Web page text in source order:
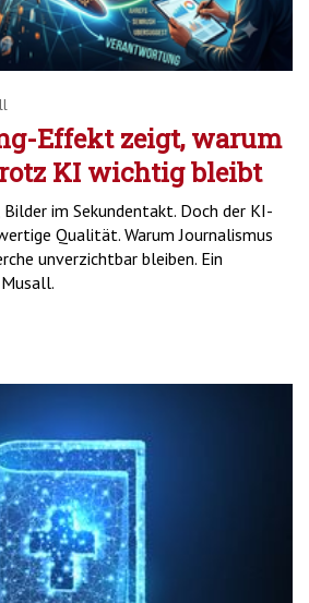
Effekt zeigt, warum
KI wichtig bleibt
im Sekundentakt. Doch der KI-
Qualität. Warum Journalismus
unverzichtbar bleiben. Ein